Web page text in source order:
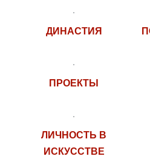
ДИНАСТИЯ
ПРОЕКТЫ
ЛИЧНОСТЬ В
ИСКУССТВЕ